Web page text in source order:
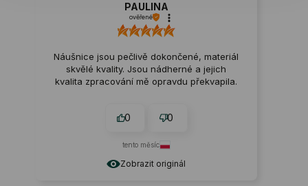
Zobrazit originál
PAULINA
ověřené
Náušnice jsou pečlivě dokončené, materiál
skvělé kvality. Jsou nádherné a jejich
kvalita zpracování mě opravdu překvapila.
0 0
tento měsíc